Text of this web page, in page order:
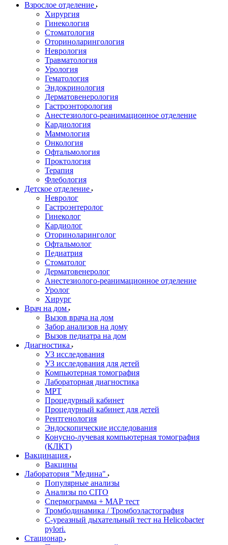
Взрослое отделение
Хирургия
Гинекология
Стоматология
Оториноларингология
Неврология
Травматология
Урология
Гематология
Эндокринология
Дерматовенерология
Гастроэнторология
Анестезиолого-реанимационное отделение
Кардиология
Маммология
Онкология
Офтальмология
Проктология
Терапия
Флебология
Детское отделение
Невролог
Гастроэнтеролог
Гинеколог
Кардиолог
Оториноларинголог
Офтальмолог
Педиатрия
Стоматолог
Дерматовенеролог
Анестезиолого-реанимационное отделение
Уролог
Хирург
Врач на дом
Вызов врача на дом
Забор анализов на дому
Вызов педиатра на дом
Диагностика
УЗ исследования
УЗ исследования для детей
Компьютерная томография
Лабораторная диагностика
МРТ
Процедурный кабинет
Процедурный кабинет для детей
Рентгенология
Эндоскопические исследования
Конусно-лучевая компьютерная томография
(КЛКТ)
Вакцинация
Вакцины
Лаборатория "Медина"
Популярные анализы
Анализы по CITO
Спермограмма + МАР тест
Тромбодинамика / Тромбоэластография
С-уреазный дыхательный тест на Helicobacter
pylori.
Стационар